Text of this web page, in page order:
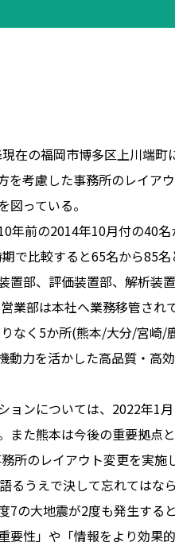
在の福岡市博多区上川端
を考慮した事務所のレイア
図っている。
年前の2014年10月付の40
で比較すると65名から85
置部、評価装置部、解析装
業部は本社へ業務移管さ
なく5か所(熊本/大分/宮崎
動力を活かした高品質・高
ョンについては、2022年1
また熊本は今後の重要拠点
所のレイアウト変更を実施
るうえで決して忘れては
7の大地震が2度も発生す
要性」や「情報をより効果